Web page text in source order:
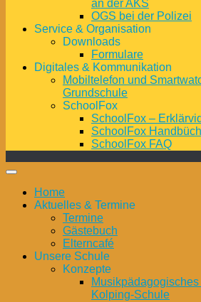
an der AKS
OGS bei der Polizei
Service & Organisation
Downloads
Formulare
Digitales & Kommunikation
Mobiltelefon und
Grundschule
SchoolFox
SchoolFox –
SchoolFox
SchoolFox FAQ
Home
Aktuelles & Termine
Termine
Gästebuch
Elterncafé
Unsere Schule
Konzepte
Kolping-Schule